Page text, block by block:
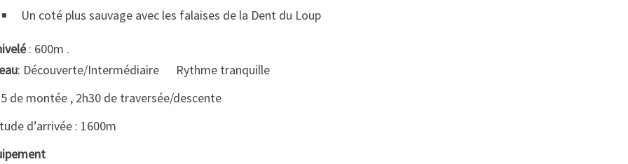
Un coté plus sauvage avec les falaises de la Dent du Loup
: 600m .
: Découverte/Intermédiaire Rythme tranquille
de montée , 2h30 de traversée/descente
d’arrivée : 1600m